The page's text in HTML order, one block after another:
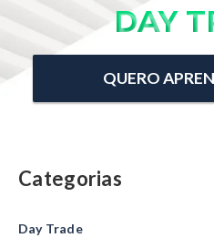
DAY
QUERO
Categorias
Day Trade